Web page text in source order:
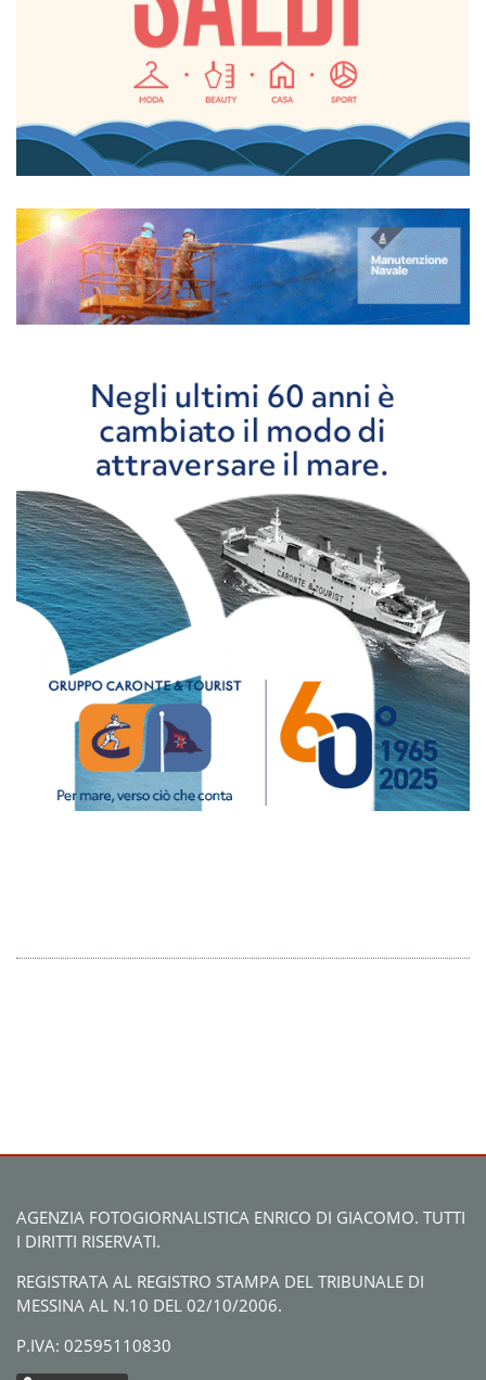
AGENZIA FOTOGIORNALISTICA ENRICO DI GIACOMO. TUTTI
I DIRITTI RISERVATI.
REGISTRATA AL REGISTRO STAMPA DEL TRIBUNALE DI
MESSINA AL N.10 DEL 02/10/2006.
P.IVA: 02595110830